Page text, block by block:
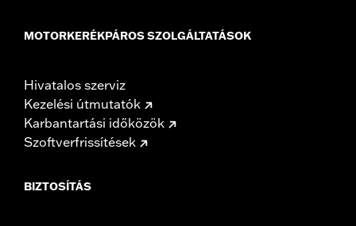
MOTORKERÉKPÁROS SZOLGÁLTATÁSOK
Hivatalos szerviz
Kezelési útmutatók
Karbantartási időközök
Szoftverfrissítések
BIZTOSÍTÁS